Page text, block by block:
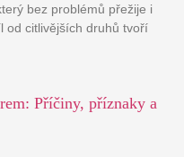
bez problémů přežije i
od citlivějších druhů tvoří
Příčiny, příznaky a